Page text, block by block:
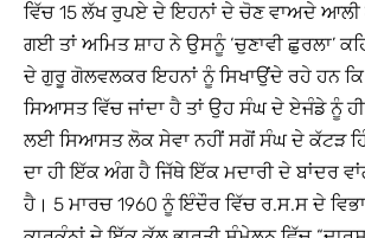
ਵਿੱਚ 15 ਲੱਖ ਰੁਪਏ ਦੇ ਇਹਨਾਂ ਦੇ ਚੋਣ ਵਾਅਦੇ ਆਲੀ
ਗਈ ਤਾਂ ਅਮਿਤ ਸ਼ਾਹ ਨੇ ਉਸਨੂੰ ‘ਚੁਣਾਵੀ ਛੁਰਲਾ’
ਦੇ ਗੁਰੂ ਗੋਲਵਲਕਰ ਇਹਨਾਂ ਨੂੰ ਸਿਖਾਉਂਦੇ ਰਹੇ ਹਨ
ਸਿਆਸਤ ਵਿੱਚ ਜਾਂਦਾ ਹੈ ਤਾਂ ਉਹ ਸੰਘ ਦੇ ਏਜੰਡੇ ਨੂੰ
ਲਈ ਸਿਆਸਤ ਲੋਕ ਸੇਵਾ ਨਹੀਂ ਸਗੋਂ ਸੰਘ ਦੇ ਕੱਟੜ
ਦਾ ਹੀ ਇੱਕ ਅੰਗ ਹੈ ਜਿੱਥੇ ਇੱਕ ਮਦਾਰੀ ਦੇ ਬਾਂਦਰ
ਹੈ। 5 ਮਾਰਚ 1960 ਨੂੰ ਇੰਦੌਰ ਵਿੱਚ ਰ.ਸ.ਸ ਦੇ